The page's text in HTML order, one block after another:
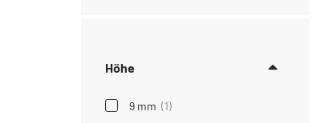
Höhe
9 mm (1)